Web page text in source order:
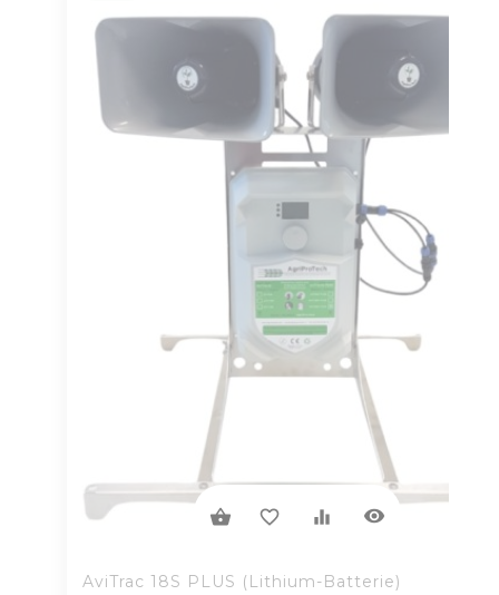
shopping_basket favorite_border equalizer visibility
AviTrac 18S PLUS (Lithium-Batterie)